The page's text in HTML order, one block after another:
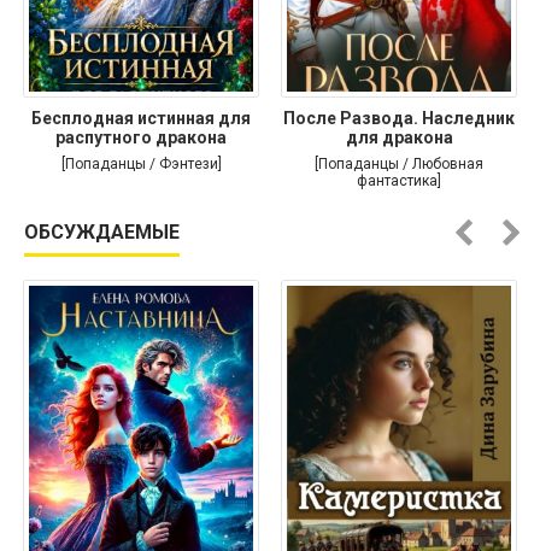
Бесплодная истинная для
распутного дракона
[Попаданцы / Фэнтези]
После Развода. Наследник
для дракона
[Попаданцы / Любовная
фантастика]
ОБСУЖДАЕМЫЕ